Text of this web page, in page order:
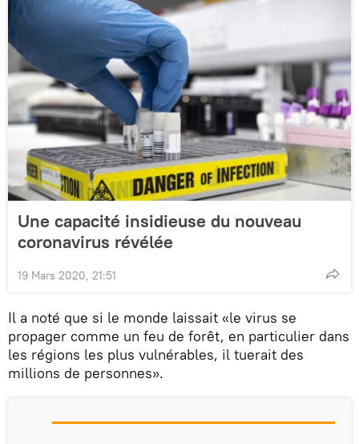
Une capacité insidieuse du nouveau
coronavirus révélée
19 Mars 2020, 21:51
Il a noté que si le monde laissait «le virus se
propager comme un feu de forêt, en particulier dans
les régions les plus vulnérables, il tuerait des
millions de personnes».